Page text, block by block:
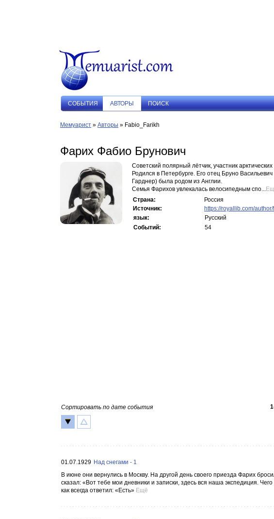
СОБЫТИЯ АВТОРЫ ПОИСК
Мемуарист » Авторы » Fabio_Farikh
Фарих Фабио Брунович
Советский полярный лётчик, участник
Родился в Петербурге. Его отец Бруно
Гарднер) была родом из Англии.
Семья Фарихов увлекалась велосипедным спо...
Страна:
Россия
Источник:
https://royallib.com/
язык:
Русский
Событий:
54
Сортировать по дате события 1
01.07.1929 Над снегами - 1
В июне они вернулись в Москву. На другой день своего приезда Фарих
сказал: «Вот тебе мои дневники и записки, здесь вся наша экспедиция.
как всегда ответил: «Есть» Ещё